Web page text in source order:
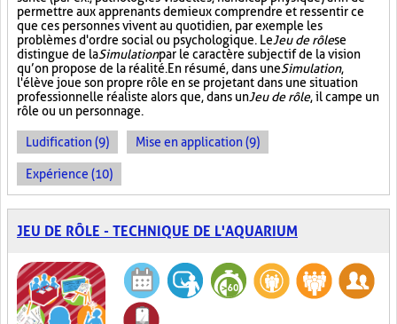
permettre aux apprenants de mieux comprendre et ressentir ce
que ces personnes vivent au quotidien, par exemple les
problèmes d'ordre social ou psychologique. LeJeu de rôlese
distingue de laSimulationpar le caractère subjectif de la vision
qu’on propose de la réalité. En résumé, dans uneSimulation,
l'élève joue son propre rôle en se projetant dans une situation
professionnelle réaliste alors que, dans unJeu de rôle, il campe un
rôle ou un personnage.
Ludification (9) Mise en application (9)
Expérience (10)
JEU DE RÔLE - TECHNIQUE DE L'AQUARIUM